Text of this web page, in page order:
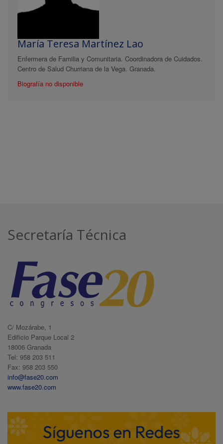
María Teresa Martínez Lao
Enfermera de Familia y Comunitaria. Coordinadora de Cuidados.
Centro de Salud Churriana de la Vega. Granada.
Biografía no disponible
Secretaría Técnica
C/ Mozárabe, 1
Edificio Parque Local 2
18006 Granada
Tel: 958 203 511
Fax: 958 203 550
info@fase20.com
www.fase20.com